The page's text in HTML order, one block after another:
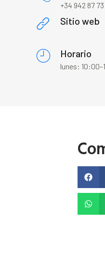
+34 942 87
Sitio web
Horario
lunes: